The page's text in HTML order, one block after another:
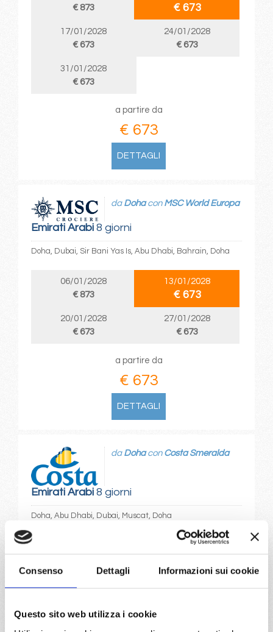
Consenso Dettagli Informazioni sui cookie
Questo sito web utilizza i cookie
€ 873
€ 673
17/01/2028
€ 673
24/01/2028
€ 673
31/01/2028
€ 673
a partire da
€ 673
DETTAGLI
Emirati Arabi8 giorni
da Dohacon MSC World Europa
Doha, Dubai, Sir Bani Yas Is, Abu Dhabi, Bahrain, Doha
06/01/2028
€ 873
13/01/2028
€ 673
20/01/2028
€ 673
27/01/2028
€ 673
a partire da
€ 673
DETTAGLI
Emirati Arabi8 giorni
da Dohacon Costa Smeralda
Doha, Abu Dhabi, Dubai, Muscat, Doha
14/01/2027